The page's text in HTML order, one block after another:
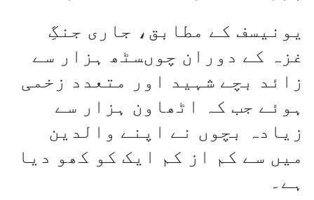
یونیسف کے مطابق، جاری جنگِ
غزہ کے دوران چوںسٹھ ہزار سے
زائد بچے شہید اور متعدد زخمی
ہوئے جب کہ اٹھاون ہزار سے
زیادہ بچوں نے اپنے والدین
میں سے کم از کم ایک کو کھو دیا
ہے۔